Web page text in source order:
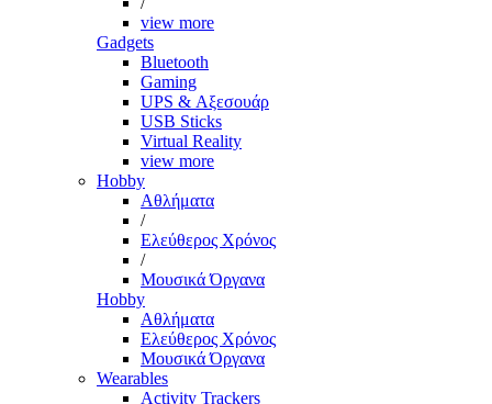
view more
Gadgets
Bluetooth
Gaming
UPS & Αξεσουάρ
USB Sticks
Virtual Reality
view more
Hobby
Αθλήματα
/
Ελεύθερος Χρόνος
/
Μουσικά Όργανα
Hobby
Αθλήματα
Ελεύθερος Χρόνος
Μουσικά Όργανα
Wearables
Activity Trackers